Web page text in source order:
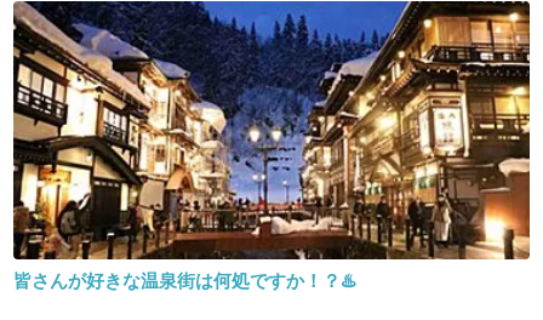
31. 匿名2018/08/11(土) 15:52:27
愚麗夜
+1 -0
皆さんが好きな温泉街は何処ですか！？♨️